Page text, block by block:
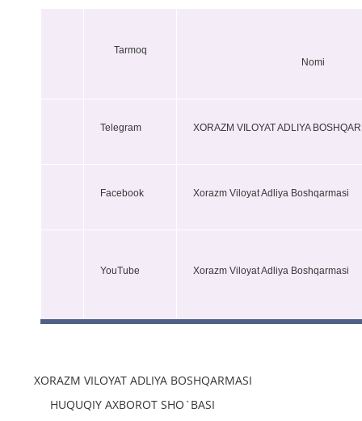
Tarmoq
Nomi
Telegram XORAZM VILOYAT ADLIYA
Facebook Xorazm Viloyat Adliya Boshqarmasi
YouTube Xorazm Viloyat Adliya Boshqarmasi
XORAZM VILOYAT ADLIYA BOSHQARMASI
HUQUQIY AXBOROT SHO`BASI